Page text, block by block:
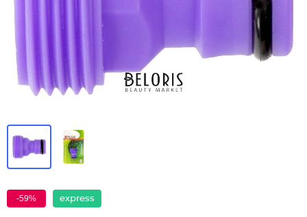
-59% express